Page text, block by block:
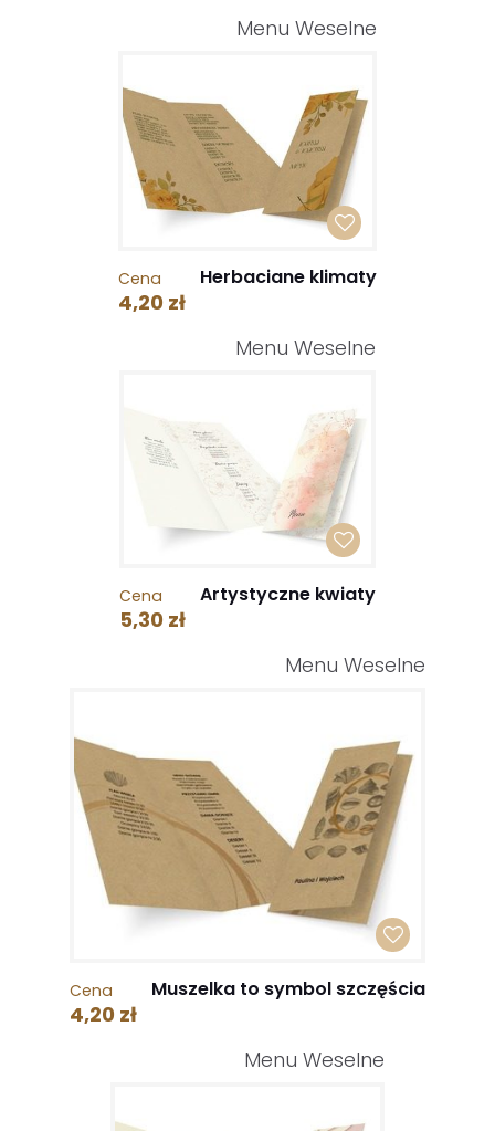
Menu Weselne
Cena
4,20 zł
Herbaciane klimaty
Menu Weselne
Cena
5,30 zł
Artystyczne kwiaty
Menu Weselne
Cena
4,20 zł
Muszelka to symbol szczęścia
Menu Weselne